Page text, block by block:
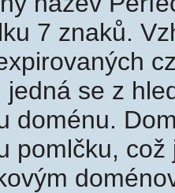
7 znaků.
jedná se z
doménu.
pomlčku,